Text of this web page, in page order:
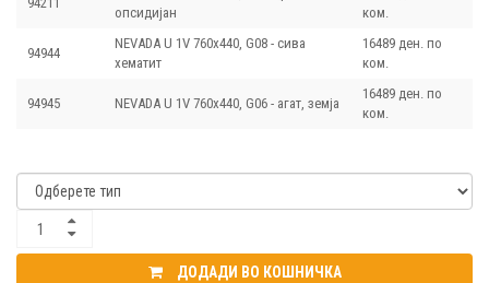
опсидијан
ком.
94944
NEVADA U 1V 760х440, G08 - сива
хематит
16489 ден. по
ком.
94945 NEVADA U 1V 760х440, G06 - агат, земја
16489 ден. по
ком.
ДОДАДИ ВО КОШНИЧКА